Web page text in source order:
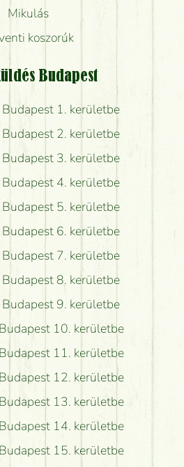
Mikulás
koszorúk
Budapest
1. kerületbe
2. kerületbe
3. kerületbe
4. kerületbe
5. kerületbe
6. kerületbe
7. kerületbe
8. kerületbe
9. kerületbe
10. kerületbe
11. kerületbe
12. kerületbe
13. kerületbe
14. kerületbe
15. kerületbe